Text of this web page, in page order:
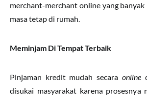
merchant-merchant online yang
masa tetap di rumah.
Meminjam Di Tempat Terbaik
Pinjaman kredit mudah secara online
disukai masyarakat karena prosesnya